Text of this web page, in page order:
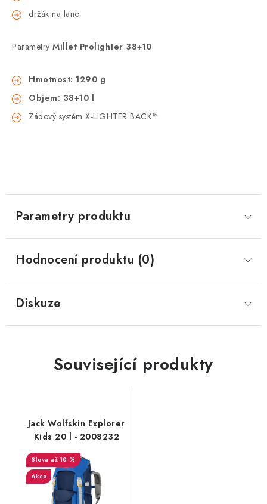
držák na lano
Parametry Millet Prolighter 38+10
Hmotnost: 1290 g
Objem: 38+10 l
Zádový systém X-LIGHTER BACK™
Parametry produktu
Hodnocení produktu (0)
Diskuze
Související produkty
Jack Wolfskin Explorer
Kids 20 l - 2008232
až 10 %
Akce